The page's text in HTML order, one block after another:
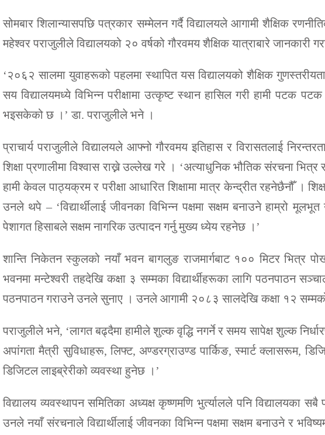
सोमबार शिलान्यासपछि पत्रकार सम्मेलन गर्दै विद्यालयले आगामी शैक्षिक
महेश्वर पराजुलीले विद्यालयको २० वर्षको गौरवमय शैक्षिक यात्राबारे जानकारी
‘२०६२ सालमा युवाहरूको पहलमा स्थापित यस विद्यालयको शैक्षिक
सय विद्यालयमध्ये विभिन्न परीक्षामा उत्कृष्ट स्थान हासिल गरी हामी पटक पटक
भइसकेको छ ।’ डा. पराजुलीले भने ।
प्राचार्य पराजुलीले विद्यालयले आफ्नो गौरवमय इतिहास र विरासतलाई
शिक्षा प्रणालीमा विश्वास राख्ने उल्लेख गरे । ‘अत्याधुनिक भौतिक संरचना
हामी केवल पाठ्यक्रम र परीक्षा आधारित शिक्षामा मात्र केन्द्रीत रहनेछैनौँ ।
उनले थपे – ‘विद्यार्थीलाई जीवनका विभिन्न पक्षमा सक्षम बनाउने हाम्रो
पेशागत हिसाबले सक्षम नागरिक उत्पादन गर्नु मुख्य ध्येय रहनेछ ।’
शान्ति निकेतन स्कुलको नयाँ भवन बागलुङ राजमार्गबाट १०० मिटर भित्र
भवनमा मन्टेश्वरी तहदेखि कक्षा ३ सम्मका विद्यार्थीहरूका लागि पठनपाठन
पठनपाठन गराउने उनले सुनाए । उनले आगामी २०८३ सालदेखि कक्षा १२
पराजुलीले भने, ‘लागत बढ्दैमा हामीले शुल्क वृद्धि नगर्ने र समय सापेक्ष शुल्क
अपांगता मैत्री सुविधाहरू, लिफ्ट, अण्डरग्राउण्ड पार्किङ, स्मार्ट क्लासरूम,
डिजिटल लाइब्रेरीको व्यवस्था हुनेछ ।’
विद्यालय व्यवस्थापन समितिका अध्यक्ष कृष्णमणि भुर्त्यालले पनि विद्यालयका
उनले नयाँ संरचनाले विद्यार्थीलाई जीवनका विभिन्न पक्षमा सक्षम बनाउने र